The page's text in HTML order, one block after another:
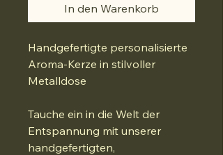
In den Warenkorb
Handgefertigte personalisierte
Aroma-Kerze in stilvoller
Metalldose
Tauche ein in die Welt der
Entspannung mit unserer
handgefertigten,